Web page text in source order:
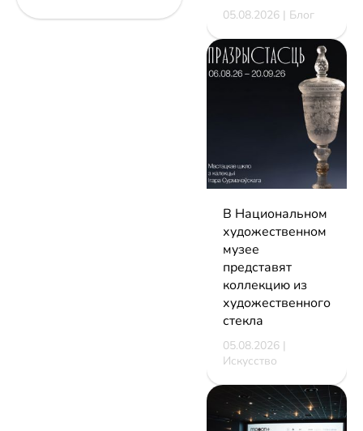
05.08.2026 | Блог
В Национальном
художественном
музее
представят
коллекцию из
художественного
стекла
05.08.2026 |
Искусство